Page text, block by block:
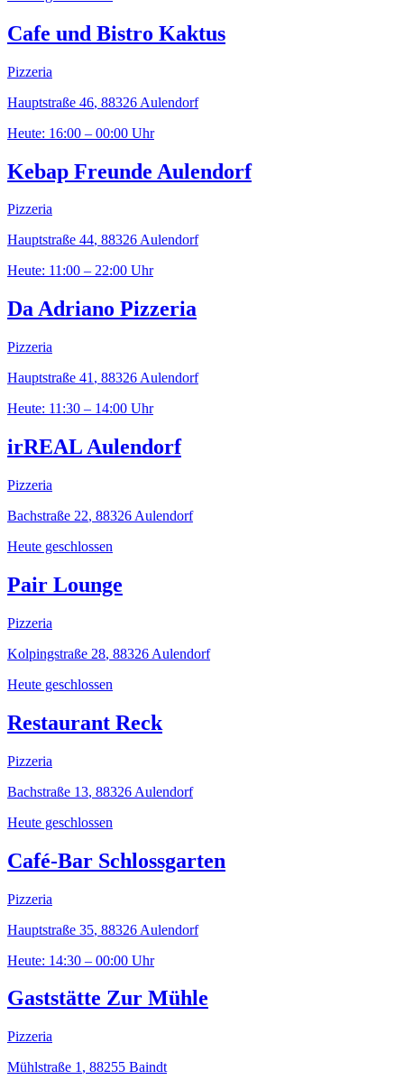
Cafe und Bistro Kaktus
Pizzeria
Hauptstraße 46, 88326 Aulendorf
Heute: 16:00 – 00:00 Uhr
Kebap Freunde Aulendorf
Pizzeria
Hauptstraße 44, 88326Aulendorf
Heute: 11:00 – 22:00 Uhr
Da Adriano Pizzeria
Pizzeria
Hauptstraße 41 , 88326 Aulendorf
Heute: 11:30 – 14:00 Uhr
irREAL Aulendorf
Pizzeria
Bachstraße 22, 88326 Aulendorf
Heute geschlossen
Pair Lounge
Pizzeria
Kolpingstraße 28, 88326 Aulendorf
Heute geschlossen
Restaurant Reck
Pizzeria
Bachstraße 13, 88326 Aulendorf
Heute geschlossen
Café-Bar Schlossgarten
Pizzeria
Hauptstraße 35, 88326 Aulendorf
Heute: 14:30 – 00:00 Uhr
Gaststätte Zur Mühle
Pizzeria
Mühlstraße 1 , 88255 Baindt